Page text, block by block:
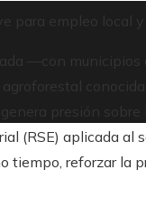
para empleo local
—con
presión sobre
(RSE) aplicada
tiempo, reforzar